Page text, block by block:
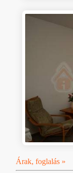
Árak, foglalás »